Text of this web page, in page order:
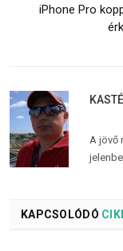
iPhone Pro
A jövő
KAPCSOLÓDÓ